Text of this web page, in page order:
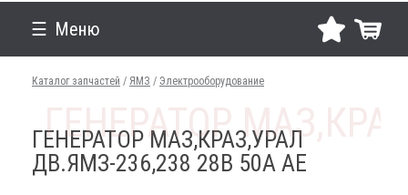
Меню
Каталог запчастей / ЯМЗ / Электрооборудование
ГЕНЕРАТОР МАЗ,КРАЗ,УРАЛ
ДВ.ЯМЗ-236,238 28В 50А АЕ